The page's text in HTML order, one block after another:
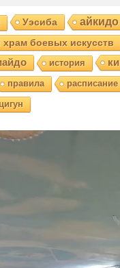
Уэсиба айкидо
храм боевых искусств
история ки
правила расписание